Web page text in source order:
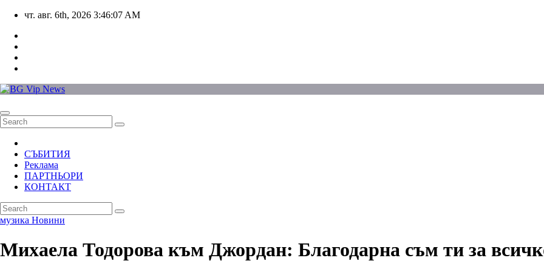
Skip
content
чт. авг. 6th, 2026 3:46:08 AM
СЪБИТИЯ
Реклама
ПАРТНЬОРИ
КОНТАКТ
музика Новини
Михаела Тодорова към Джордан: Благодарна съм ти за